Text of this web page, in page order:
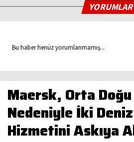
YORUMLAR
Bu haber henüz yorumlanmamış...
Maersk, Orta
Nedeniyle İki Deniz
Hizmetini Askıya